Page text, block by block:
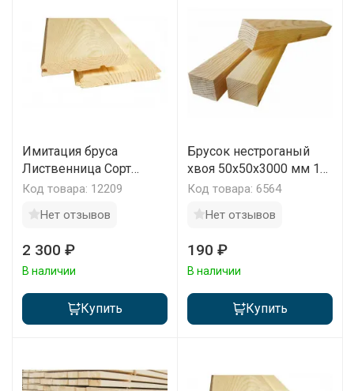
Имитация бруса
Лиственница Сорт
Прима 190х28х2000-
Код товара: 12209
Нет отзывов
2 300 ₽
В наличии
Купить
Брусок нестроганый
хвоя 50x50x3000 мм 1
шт
Код товара: 6564
Нет отзывов
190 ₽
В наличии
Купить